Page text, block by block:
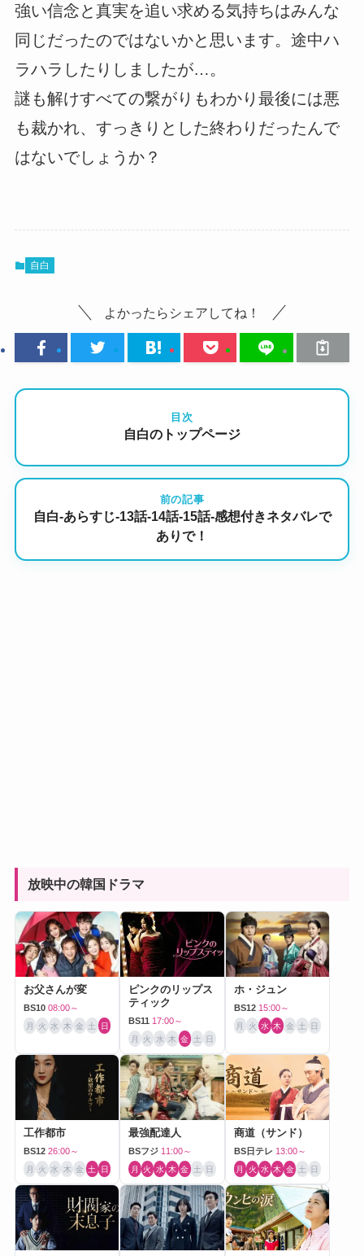
強い信念と真実を追い求める気持ちはみんな
同じだったのではないかと思います。途中ハ
ラハラしたりしましたが…。
謎も解けすべての繋がりもわかり最後には悪
も裁かれ、すっきりとした終わりだったんで
はないでしょうか？
自白
よかったらシェアしてね！
目次
自白のトップページ
前の記事
自白-あらすじ-13話-14話-15話-感想付きネタバレで
ありで！
放映中の韓国ドラマ
お父さんが変
BS10 08:00～
月 火 水 木 金 土 日
ピンクのリップス
ティック
BS11 17:00～
月 火 水 木 金 土 日
ホ・ジュン
BS12 15:00～
月 火 水 木 金 土 日
工作都市
BS12 26:00～
月 火 水 木 金 土 日
最強配達人
BSフジ 11:00～
月 火 水 木 金 土 日
商道（サンド）
BS日テレ 13:00～
月 火 水 木 金 土 日